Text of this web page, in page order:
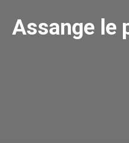
Assange le